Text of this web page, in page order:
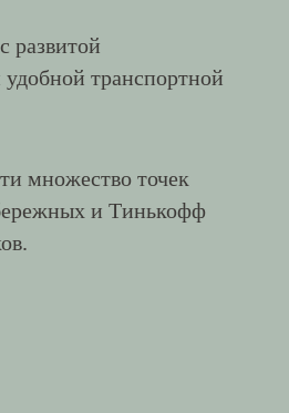
развитой
транспортной
множество точек
и Тинькофф